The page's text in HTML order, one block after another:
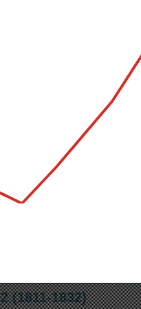
(1811-1832)